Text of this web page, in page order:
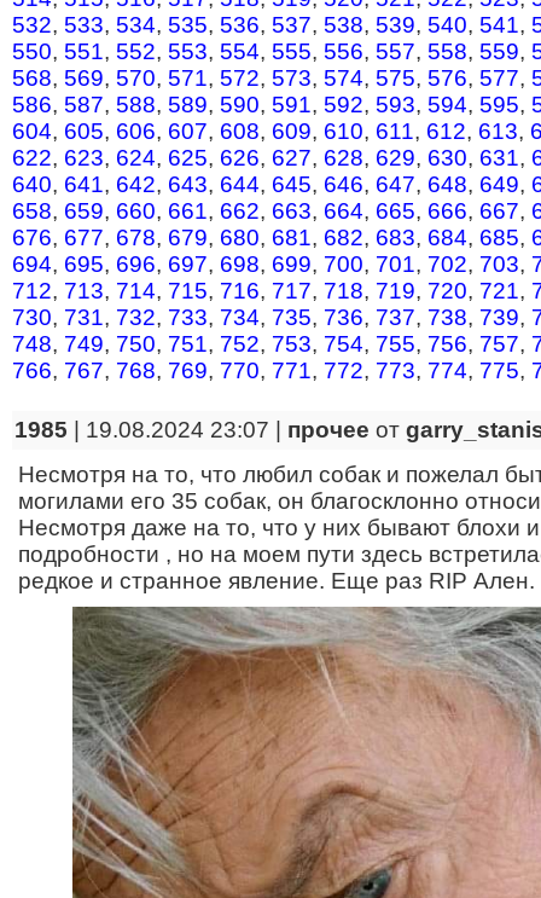
532, 533, 534, 535, 536, 537, 538, 539, 540, 541,
550, 551, 552, 553, 554, 555, 556, 557, 558, 559,
568, 569, 570, 571, 572, 573, 574, 575, 576, 577,
586, 587, 588, 589, 590, 591, 592, 593, 594, 595,
604, 605, 606, 607, 608, 609, 610, 611, 612, 613,
622, 623, 624, 625, 626, 627, 628, 629, 630, 631,
640, 641, 642, 643, 644, 645, 646, 647, 648, 649,
658, 659, 660, 661, 662, 663, 664, 665, 666, 667,
676, 677, 678, 679, 680, 681, 682, 683, 684, 685,
694, 695, 696, 697, 698, 699, 700, 701, 702, 703,
712, 713, 714, 715, 716, 717, 718, 719, 720, 721,
730, 731, 732, 733, 734, 735, 736, 737, 738, 739,
748, 749, 750, 751, 752, 753, 754, 755, 756, 757,
766, 767, 768, 769, 770, 771, 772, 773, 774, 775,
1985 | 19.08.2024 23:07 | прочее от
Несмотря на то, что любил собак и пожелал
могилами его 35 собак, он благосклонно
Несмотря даже на то, что у них бывают блохи
подробности , но на моем пути здесь
редкое и странное явление. Еще раз RIP Ален.